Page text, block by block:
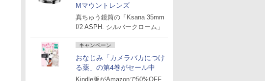
Mマウントレンズ
真ちゅう鏡筒の「Ksana 35mm
f/2 ASPH. シルバークローム」
キャンペーン
おなじみ「カメラバカにつけ
る薬」の第4巻がセール中
Kindle版がAmazonで50%OFF